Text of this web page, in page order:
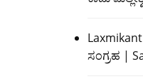
ಸಂಗ್ರಹ |